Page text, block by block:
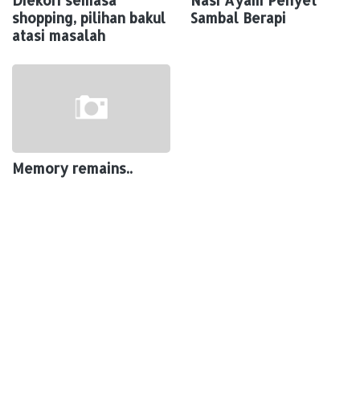
shopping, pilihan bakul
atasi masalah
Sambal Berapi
Memory remains..